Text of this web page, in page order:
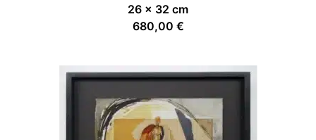
26 x 32 cm
680,00 €